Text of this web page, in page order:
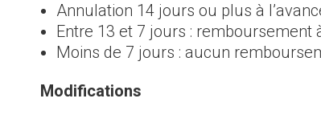
Annulation 14 jours ou plus à
Entre 13 et 7 jours : remboursement
Moins de 7 jours : aucun
Modifications